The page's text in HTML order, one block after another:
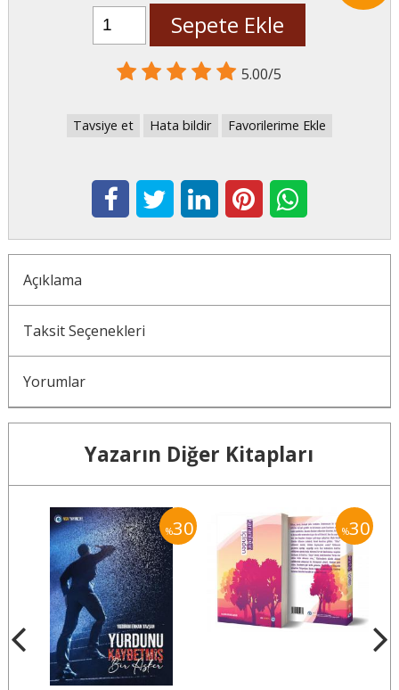
Sepete Ekle
5.00/5
Tavsiye et Hata bildir Favorilerime Ekle
Açıklama
Taksit Seçenekleri
Yorumlar
Yazarın Diğer Kitapları
%30 %30